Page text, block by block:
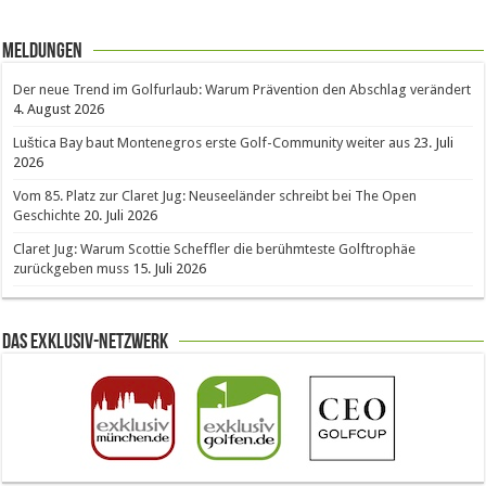
Meldungen
Der neue Trend im Golfurlaub: Warum Prävention den Abschlag verändert
4. August 2026
Luštica Bay baut Montenegros erste Golf-Community weiter aus 23. Juli
2026
Vom 85. Platz zur Claret Jug: Neuseeländer schreibt bei The Open
Geschichte 20. Juli 2026
Claret Jug: Warum Scottie Scheffler die berühmteste Golftrophäe
zurückgeben muss 15. Juli 2026
Das Exklusiv-Netzwerk